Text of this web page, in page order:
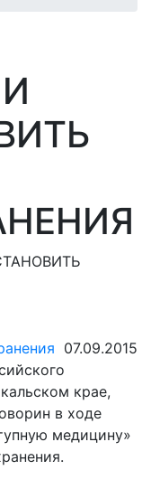
07.09.2015
крае,
в ходе
медицину»